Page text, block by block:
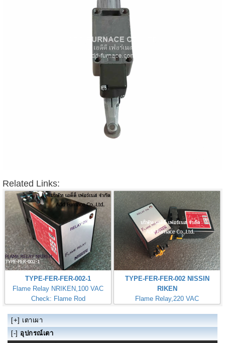
Related Links:
TYPE-FER-FER-002-1
Flame Relay NRIKEN,100 VAC
Check: Flame Rod
TYPE-FER-FER-002 NISSIN
RIKEN
Flame Relay,220 VAC
[+] เตาเผา
[-] อุปกรณ์เตา